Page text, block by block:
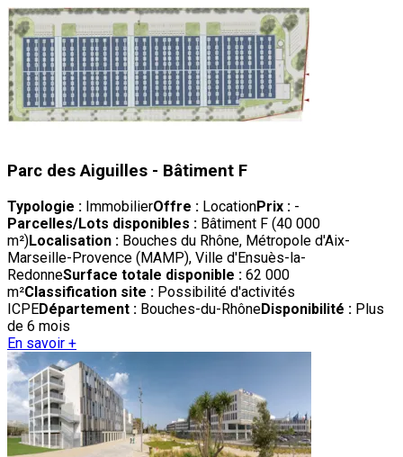
Parc des Aiguilles - Bâtiment F
Typologie : ImmobilierOffre : LocationPrix : -
Parcelles/Lots disponibles : Bâtiment F (40 000
m²)Localisation : Bouches du Rhône, Métropole d'Aix-
Marseille-Provence (MAMP), Ville d'Ensuès-la-
RedonneSurface totale disponible : 62 000
m²Classification site : Possibilité d'activités
ICPEDépartement : Bouches-du-RhôneDisponibilité : Plus
de 6 mois
En savoir +